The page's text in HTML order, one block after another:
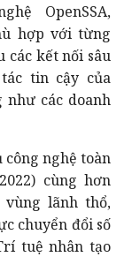
OpenSSA,
hợp với từng
các kết nối sâu
tin cậy của
như các doanh
công nghệ toàn
cùng hơn
vùng lãnh thổ,
chuyển đổi số
tuệ nhân tạo